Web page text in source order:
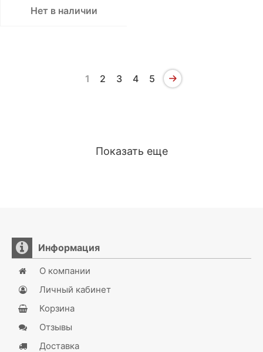
Нет в наличии
1 2 3 4 5
Показать еще
Информация
О компании
Личный кабинет
Корзина
Отзывы
Доставка